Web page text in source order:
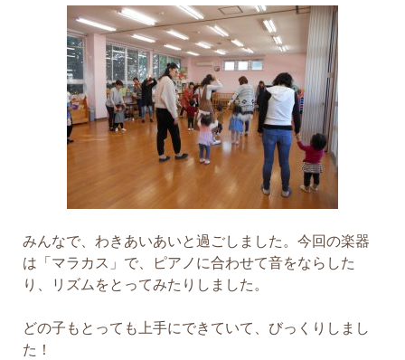
みんなで、わきあいあいと過ごしました。今回の楽器
は「マラカス」で、ピアノに合わせて音をならした
り、リズムをとってみたりしました。
どの子もとっても上手にできていて、びっくりしまし
た！